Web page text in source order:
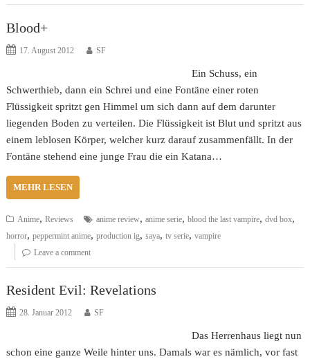
Blood+
17. August 2012 SF
Ein Schuss, ein
Schwerthieb, dann ein Schrei und eine Fontäne einer roten
Flüssigkeit spritzt gen Himmel um sich dann auf dem darunter
liegenden Boden zu verteilen. Die Flüssigkeit ist Blut und spritzt aus
einem leblosen Körper, welcher kurz darauf zusammenfällt. In der
Fontäne stehend eine junge Frau die ein Katana…
MEHR LESEN
Anime,Reviews anime review,anime serie,blood the last vampire,dvd box,
horror,peppermint anime,production ig,saya,tv serie,vampire
Leave a comment
Resident Evil: Revelations
28. Januar 2012 SF
Das Herrenhaus liegt nun
schon eine ganze Weile hinter uns. Damals war es nämlich, vor fast